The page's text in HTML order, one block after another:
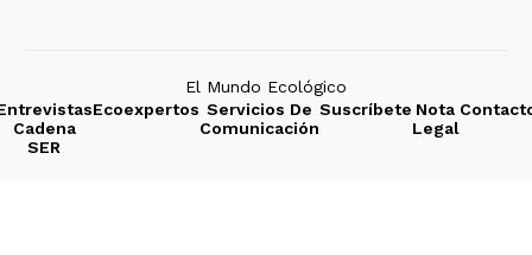
El Mundo Ecológico
Cadena
SER
Ecoexpertos Servicios De
Comunicación
Suscríbete Nota
Legal